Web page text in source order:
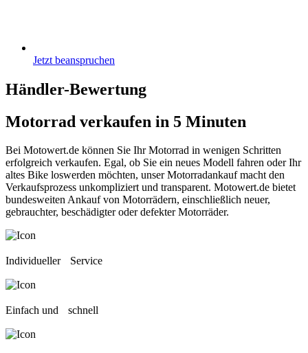
Jetzt beanspruchen
Händler-Bewertung
Motorrad verkaufen in 5 Minuten
Bei Motowert.de können Sie Ihr Motorrad in wenigen Schritten
erfolgreich verkaufen. Egal, ob Sie ein neues Modell fahren oder Ihr
altes Bike loswerden möchten, unser Motorradankauf macht den
Verkaufsprozess unkompliziert und transparent. Motowert.de bietet
bundesweiten Ankauf von Motorrädern, einschließlich neuer,
gebrauchter, beschädigter oder defekter Motorräder.
Individueller Service
Einfach und schnell